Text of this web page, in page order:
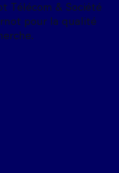
Télécom & Société
pour la qualité